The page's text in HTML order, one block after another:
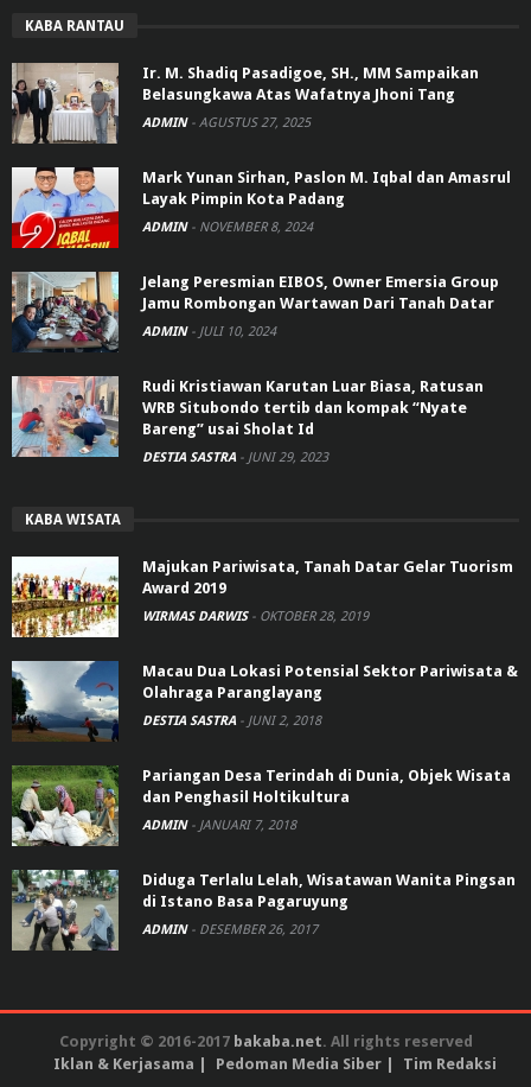
KABA RANTAU
Ir. M. Shadiq Pasadigoe, SH., MM Sampaikan
Belasungkawa Atas Wafatnya Jhoni Tang
ADMIN - AGUSTUS 27, 2025
Mark Yunan Sirhan, Paslon M. Iqbal dan Amasrul
Layak Pimpin Kota Padang
ADMIN - NOVEMBER 8, 2024
Jelang Peresmian EIBOS, Owner Emersia Group
Jamu Rombongan Wartawan Dari Tanah Datar
ADMIN - JULI 10, 2024
Rudi Kristiawan Karutan Luar Biasa, Ratusan
WRB Situbondo tertib dan kompak “Nyate
Bareng” usai Sholat Id
DESTIA SASTRA - JUNI 29, 2023
KABA WISATA
Majukan Pariwisata, Tanah Datar Gelar Tuorism
Award 2019
WIRMAS DARWIS - OKTOBER 28, 2019
Macau Dua Lokasi Potensial Sektor Pariwisata &
Olahraga Paranglayang
DESTIA SASTRA - JUNI 2, 2018
Pariangan Desa Terindah di Dunia, Objek Wisata
dan Penghasil Holtikultura
ADMIN - JANUARI 7, 2018
Diduga Terlalu Lelah, Wisatawan Wanita Pingsan
di Istano Basa Pagaruyung
ADMIN - DESEMBER 26, 2017
Copyright © 2016-2017 bakaba.net. All rights reserved
Iklan & Kerjasama
Pedoman Media Siber Tim Redaksi